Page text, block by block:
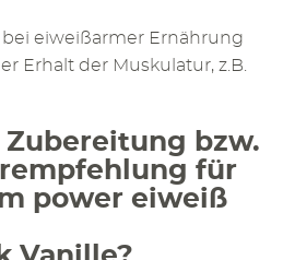
bei eiweißarmer Ernährung
Erhalt der Muskulatur, z.B.
bzw.
für
power eiweiß